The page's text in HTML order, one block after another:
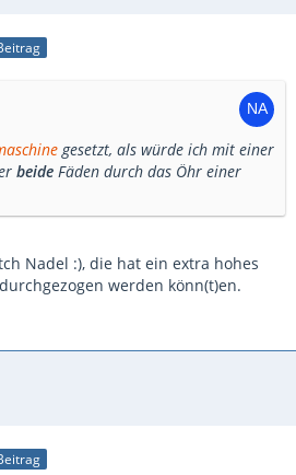
gesetzt, als würde ich mit einer
beide Fäden durch das Öhr einer
Nadel :), die hat ein extra hohes
werden könn(t)en.